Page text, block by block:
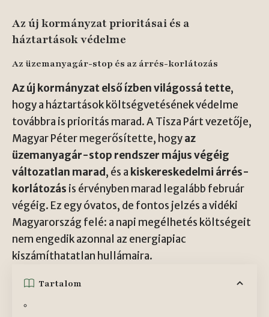
Az új kormányzat prioritásai és a
háztartások védelme
Az üzemanyagár-stop és az árrés-korlátozás
Az új kormányzat első ízben világossá tette,
hogy a háztartások költségvetésének védelme
továbbra is prioritás marad. A Tisza Párt vezetője,
Magyar Péter megerősítette, hogyaz
üzemanyagár-stop rendszer május végéig
változatlan marad, és a kiskereskedelmi árrés-
korlátozás is érvényben marad legalább február
végéig. Ez egy óvatos, de fontos jelzés a vidéki
Magyarország felé: a napi megélhetés költségeit
nem engedik azonnal az energiapiac
kiszámíthatatlan hullámaira.
Tartalom